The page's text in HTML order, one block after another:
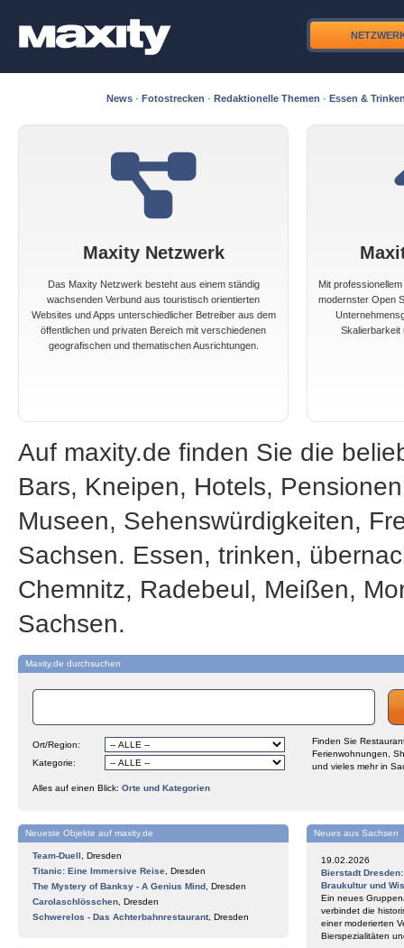
News · Fotostrecken · Redaktionelle Themen · Essen &
Maxity Netzwerk
Das Maxity Netzwerk besteht aus einem ständig
wachsenden Verbund aus touristisch orientierten
Websites und Apps unterschiedlicher Betreiber aus dem
öffentlichen und privaten Bereich mit verschiedenen
geografischen und thematischen Ausrichtungen.
Mit
modernster Open
Skalierbarkeit
Auf maxity.de finden Sie die
Bars, Kneipen, Hotels,
Museen, Sehenswürdigkeiten,
Sachsen. Essen, trinken,
Chemnitz, Radebeul, Meißen,
Sachsen.
Maxity.de durchsuchen
Ort/Region:
Kategorie:
Finden Sie
Ferienwohnungen,
und vieles mehr in
Alles auf einen Blick: Orte und Kategorien
Neueste Objekte auf maxity.de
Team-Duell
Dresden
Titanic: Eine Immersive Reise Dresden
The Mystery of Banksy - A Genius Mind Dresden
Carolaschlösschen Dresden
Schwerelos - Das Achterbahnrestaurant, Dresden
Neues aus Sachsen
19.02.2026
Bierstadt
Braukultur und
Ein neues
verbindet die
einer moderierten
Bierspezialitäten